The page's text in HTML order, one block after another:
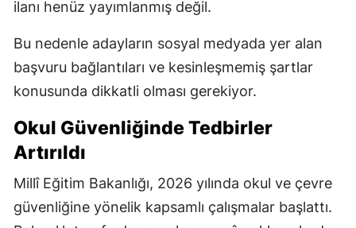
ilanı henüz yayımlanmış değil.
Bu nedenle adayların sosyal medyada yer alan
başvuru bağlantıları ve kesinleşmemiş şartlar
konusunda dikkatli olması gerekiyor.
Okul Güvenliğinde Tedbirler
Artırıldı
Millî Eğitim Bakanlığı, 2026 yılında okul ve çevre
güvenliğine yönelik kapsamlı çalışmalar başlattı.